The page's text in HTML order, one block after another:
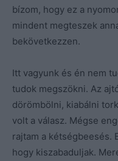
bízom, hogy ez a
mindent megteszek
bekövetkezzen.
Itt vagyunk és én nem
tudok megszökni. Az
dörömbölni, kiabálni
volt a válasz. Mégse
rajtam a kétségbeesés.
hogy kiszabaduljak.